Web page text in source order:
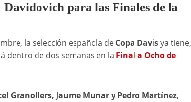
para las Finales de la
la selección española de Copa Davisya tiene,
dentro de dos semanas en la Final a Ocho de
Granollers, Jaume Munar y Pedro Martínez,